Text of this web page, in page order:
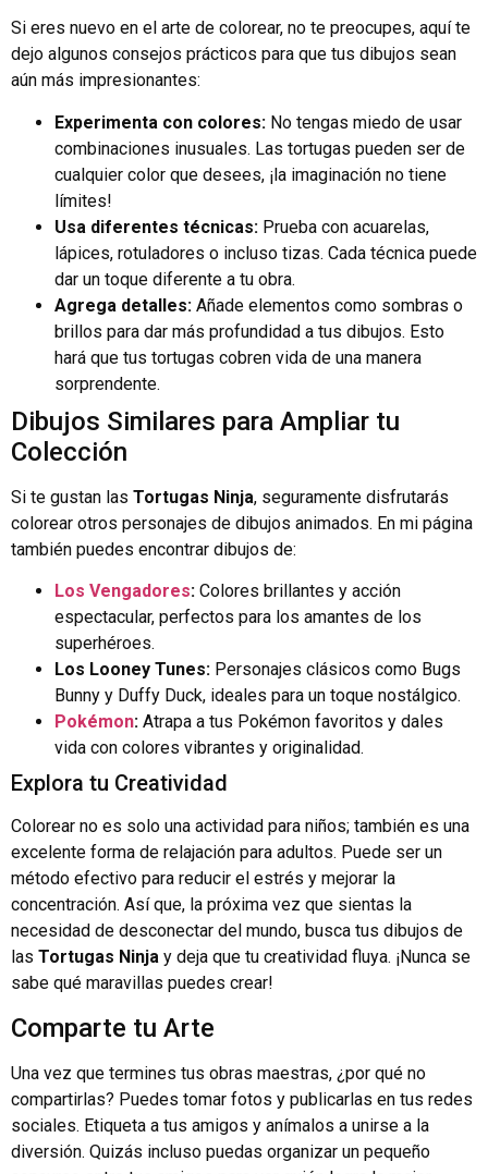
Si eres nuevo en el arte de colorear, no te preocupes, aquí te
dejo algunos consejos prácticos para que tus dibujos sean
aún más impresionantes:
Experimenta con colores: No tengas miedo de usar
combinaciones inusuales. Las tortugas pueden ser de
cualquier color que desees, ¡la imaginación no tiene
límites!
Usa diferentes técnicas: Prueba con acuarelas,
lápices, rotuladores o incluso tizas. Cada técnica puede
dar un toque diferente a tu obra.
Agrega detalles: Añade elementos como sombras o
brillos para dar más profundidad a tus dibujos. Esto
hará que tus tortugas cobren vida de una manera
sorprendente.
Dibujos Similares para Ampliar tu
Colección
Si te gustan las Tortugas Ninja, seguramente disfrutarás
colorear otros personajes de dibujos animados. En mi página
también puedes encontrar dibujos de:
Los Vengadores: Colores brillantes y acción
espectacular, perfectos para los amantes de los
superhéroes.
Los Looney Tunes: Personajes clásicos como Bugs
Bunny y Duffy Duck, ideales para un toque nostálgico.
Pokémon: Atrapa a tus Pokémon favoritos y dales
vida con colores vibrantes y originalidad.
Explora tu Creatividad
Colorear no es solo una actividad para niños; también es una
excelente forma de relajación para adultos. Puede ser un
método efectivo para reducir el estrés y mejorar la
concentración. Así que, la próxima vez que sientas la
necesidad de desconectar del mundo, busca tus dibujos de
las Tortugas Ninja y deja que tu creatividad fluya. ¡Nunca se
sabe qué maravillas puedes crear!
Comparte tu Arte
Una vez que termines tus obras maestras, ¿por qué no
compartirlas? Puedes tomar fotos y publicarlas en tus redes
sociales. Etiqueta a tus amigos y anímalos a unirse a la
diversión. Quizás incluso puedas organizar un pequeño